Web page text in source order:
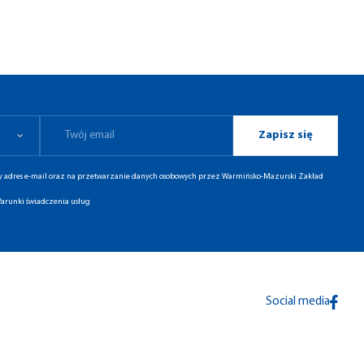
Zapisz się
e-mail oraz na przetwarzanie danych osobowych przez Warmińsko-Mazurski Zakład
świadczenia usług
Social media